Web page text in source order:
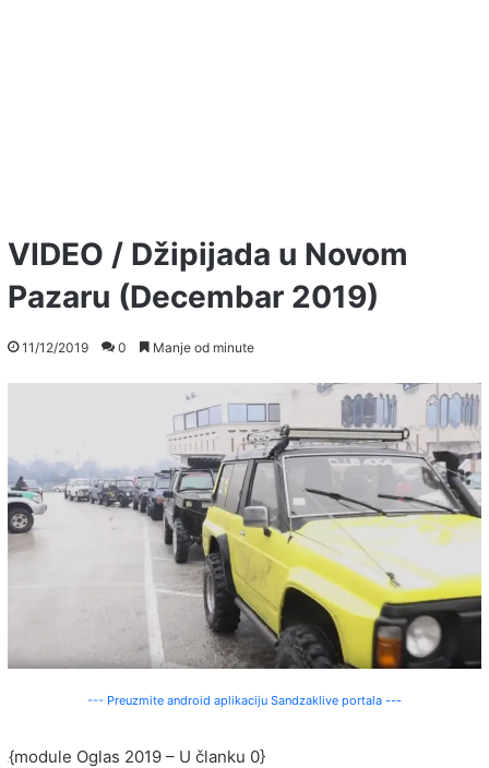
VIDEO / Džipijada u Novom
Pazaru (Decembar 2019)
11/12/2019 0 Manje od minute
--- Preuzmite android aplikaciju Sandzaklive portala ---
{module Oglas 2019 – U članku 0}